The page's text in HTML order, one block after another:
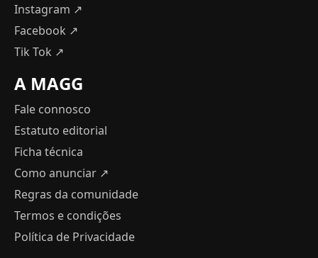
Instagram ↗
Facebook ↗
Tik Tok ↗
A MAGG
Fale connosco
Estatuto editorial
Ficha técnica
Como anunciar ↗
Regras da comunidade
Termos e condições
Política de Privacidade